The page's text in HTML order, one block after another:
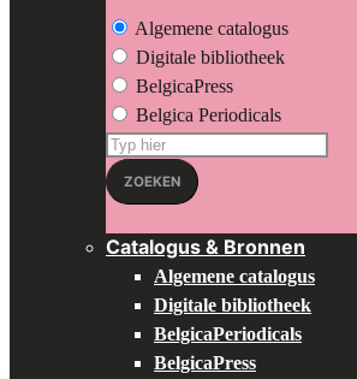
Algemene catalogus
Digitale bibliotheek
BelgicaPress
Belgica Periodicals
Zoeken
op:ZOEKEN
Catalogus & Bronnen
Algemene catalogus
Digitale bibliotheek
BelgicaPeriodicals
BelgicaPress